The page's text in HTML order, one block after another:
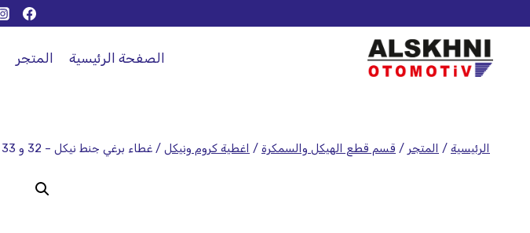
الصفحة الرئيسية المتجر
الرئيسية / المتجر / قسم قطع الهيكل والسمكرة / اغطية كروم ونيكل / غطاء برغي جنط نيكل – 32 و 33